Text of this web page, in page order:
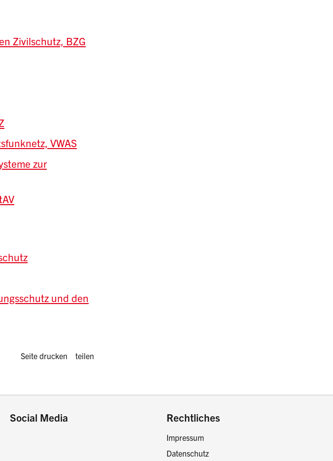
Zivilschutz, BZG
VWAS
zur
und den
Diese Seite drucken oder teilen:
Seite drucken teilen
Social Media Rechtliches
Impressum
Datenschutz